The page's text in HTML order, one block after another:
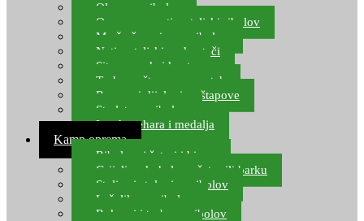
Olovo za ribolov
Oprema za natjecateljski ribolov
Mreže čuvarice za ribolov
Natjecateljski podmetači
Sito, posude i kante
Torbe za štapove – match
Rezervni dijelovi za štapove
Starlete za ribolov
Izrada pehara i medalja
Kamp oprema
Ribolovni šatori i bivvy
Grijalice, kuhala za šator ili barku
Stolice i stolovi za ribolov
Ležaljke za ribolov
Ruksaci i torbe za ribolov